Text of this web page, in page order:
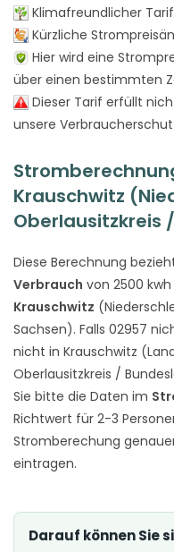
Klimafreundlicher Tarif
Kürzliche
Hier wird eine
über einen bestimmten
Dieser Tarif erfüllt
unsere
Krauschwitz
Oberlausitzkreis
Diese Berechnung
Verbrauch von 2500
Krauschwitz
Sachsen). Falls 02957
nicht in Krauschwitz
Oberlausitzkreis /
Sie bitte die Daten im
Richtwert für 2-3
Stromberechung
eintragen.
Darauf können Sie